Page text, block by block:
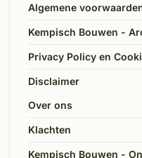
Over ons
Algemene
Privacy Policy en
Disclaimer
Klachten
Kempisch Bouwen -
Kempisch Bouwen -